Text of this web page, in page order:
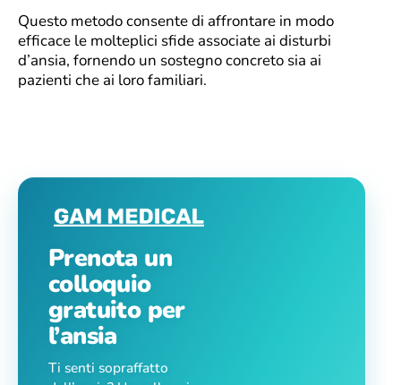
Questo metodo consente di affrontare in modo
efficace le molteplici sfide associate ai disturbi
d’ansia, fornendo un sostegno concreto sia ai
pazienti che ai loro familiari.
Prenota un
colloquio
gratuito per
l’ansia
Ti senti sopraffatto